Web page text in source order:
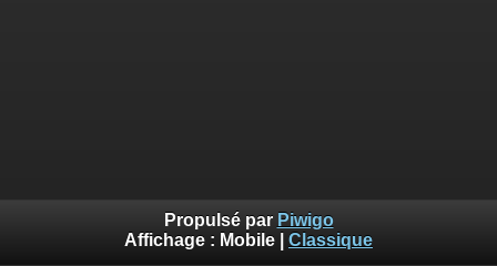
Propulsé par Piwigo
Affichage : Mobile Classique